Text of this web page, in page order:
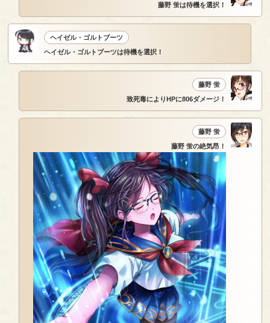
藤野 蛍は待機を選択！
ヘイゼル・ゴルトブーツ
ヘイゼル・ゴルトブーツは待機を選択！
藤野 蛍
致死毒によりHPに806ダメージ！
藤野 蛍
藤野 蛍の絶気昂！